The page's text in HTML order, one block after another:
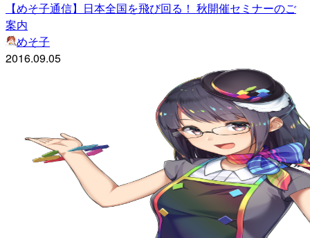
【めそ子通信】日本全国を飛び回る！ 秋開催セミナーのご
案内
めそ子
2016.09.05